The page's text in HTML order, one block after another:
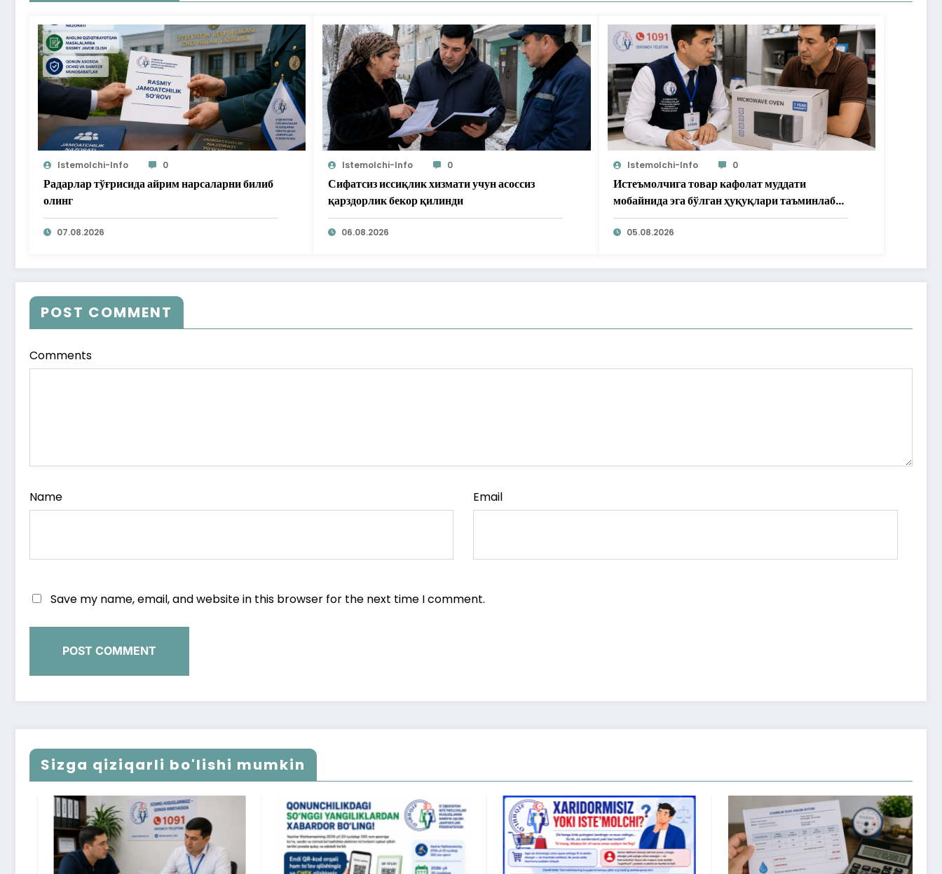
Istemolchi-Info 0
Радарлар тўғрисида айрим нарсаларни билиб
олинг
07.08.2026
Istemolchi-Info 0
Сифатсиз иссиқлик хизмати учун асоссиз
қарздорлик бекор қилинди
06.08.2026
Istemolchi-Info 0
Истеъмолчига товар кафолат муддати
мобайнида эга бўлган ҳуқуқлари таъминлаб
берилди
05.08.2026
POST COMMENT
Comments
Name Email
Save my name, email, and website in this browser for the next time I comment.
Sizga qiziqarli bo'lishi mumkin